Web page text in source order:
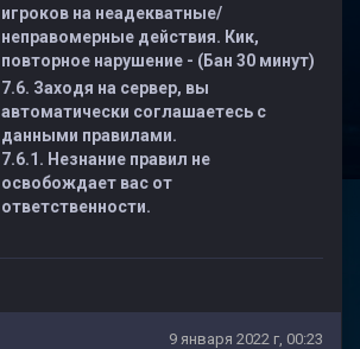
игроков на неадекватные/
неправомерные действия. Кик,
повторное нарушение - (Бан 30 минут)
7.6. Заходя на сервер, вы
автоматически соглашаетесь с
данными правилами.
7.6.1. Незнание правил не
освобождает вас от
ответственности.
9 января 2022 г, 00:23